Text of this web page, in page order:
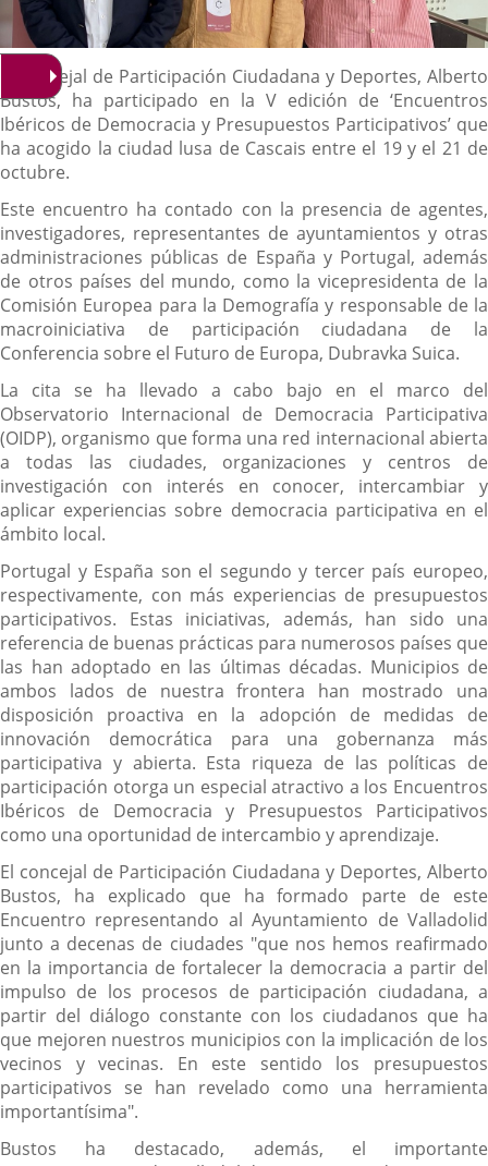
Descripción
El concejal de Participación Ciudadana y Deportes, Alberto
Bustos, ha participado en la V edición de ‘Encuentros
Ibéricos de Democracia y Presupuestos Participativos’ que
ha acogido la ciudad lusa de Cascais entre el 19 y el 21 de
octubre.
Este encuentro ha contado con la presencia de agentes,
investigadores, representantes de ayuntamientos y otras
administraciones públicas de España y Portugal, además
de otros países del mundo, como la vicepresidenta de la
Comisión Europea para la Demografía y responsable de la
macroiniciativa de participación ciudadana de la
Conferencia sobre el Futuro de Europa, Dubravka Suica.
La cita se ha llevado a cabo bajo en el marco del
Observatorio Internacional de Democracia Participativa
(OIDP), organismo que forma una red internacional abierta
a todas las ciudades, organizaciones y centros de
investigación con interés en conocer, intercambiar y
aplicar experiencias sobre democracia participativa en el
ámbito local.
Portugal y España son el segundo y tercer país europeo,
respectivamente, con más experiencias de presupuestos
participativos. Estas iniciativas, además, han sido una
referencia de buenas prácticas para numerosos países que
las han adoptado en las últimas décadas. Municipios de
ambos lados de nuestra frontera han mostrado una
disposición proactiva en la adopción de medidas de
innovación democrática para una gobernanza más
participativa y abierta. Esta riqueza de las políticas de
participación otorga un especial atractivo a los Encuentros
Ibéricos de Democracia y Presupuestos Participativos
como una oportunidad de intercambio y aprendizaje.
El concejal de Participación Ciudadana y Deportes, Alberto
Bustos, ha explicado que ha formado parte de este
Encuentro representando al Ayuntamiento de Valladolid
junto a decenas de ciudades "que nos hemos reafirmado
en la importancia de fortalecer la democracia a partir del
impulso de los procesos de participación ciudadana, a
partir del diálogo constante con los ciudadanos que ha
que mejoren nuestros municipios con la implicación de los
vecinos y vecinas. En este sentido los presupuestos
participativos se han revelado como una herramienta
importantísima".
Bustos ha destacado, además, el importante